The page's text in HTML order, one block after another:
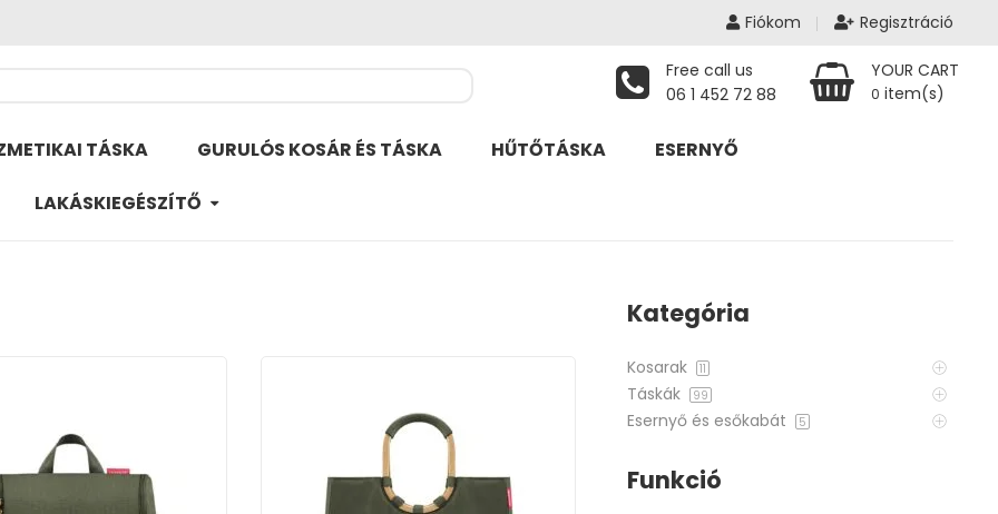
Fiókom Regisztráció
Free call us
06 1 452 72 88
YOUR CART
0 item(s)
TÁSKA GURULÓS KOSÁR ÉS TÁSKA HŰTŐTÁSKA ESERNYŐ
LAKÁSKIEGÉSZÍTŐ
Kategória
Kosarak 11
Táskák 99
Esernyő és esőkabát 5
Funkció